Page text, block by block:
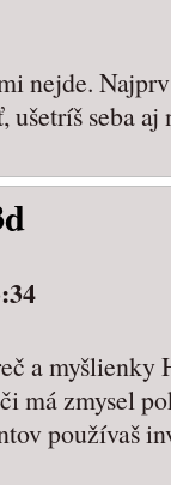
nejde.
seba aj
a myšlienky
má zmysel
používaš